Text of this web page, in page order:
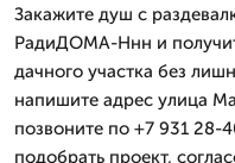
Закажите душ с
РадиДОМА-Ннн и
дачного участка без
напишите адрес улица
позвоните по +7 931
подобрать проект,